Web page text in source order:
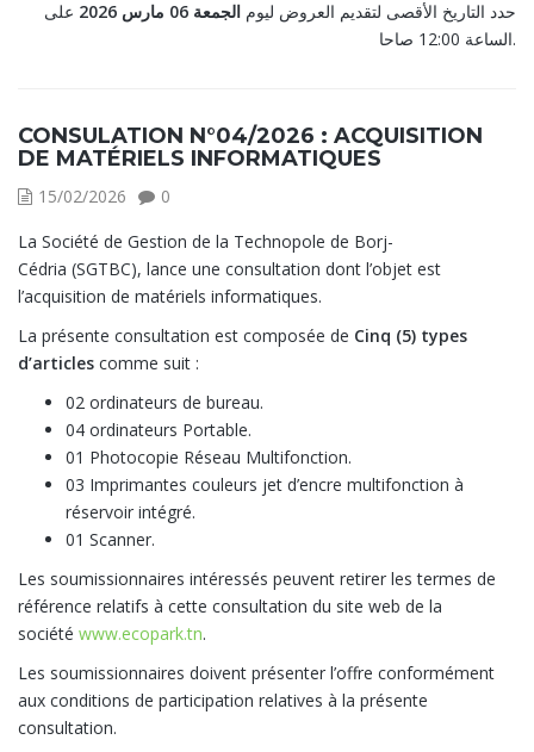
حدد التاريخ الأقصى لتقديم العروض ليوم الجمعة 06 مارس 2026
على
الساعة 12:00 صاحا.
CONSULATION N°04/2026 : ACQUISITION
DE MATÉRIELS INFORMATIQUES
15/02/2026
0
La Société de Gestion de la Technopole de Borj-
Cédria (SGTBC), lance une consultation dont l’objet est
l’acquisition de matériels informatiques.
La présente consultation est composée de Cinq (5) types
d’articles comme suit :
02 ordinateurs de bureau.
04 ordinateurs Portable.
01 Photocopie Réseau Multifonction.
03 Imprimantes couleurs jet d’encre multifonction à
réservoir intégré.
01 Scanner.
Les soumissionnaires intéressés peuvent retirer les termes de
référence relatifs à cette consultation du site web de la
société www.ecopark.tn.
Les soumissionnaires doivent présenter l’offre conformément
aux conditions de participation relatives à la présente
consultation.